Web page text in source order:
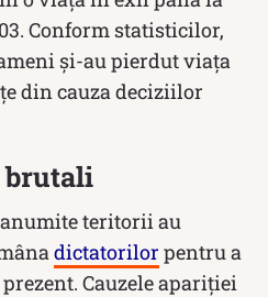
Conform statisticilor,
și-au pierdut viața
din cauza deciziilor
brutali
teritorii au
dictatorilor pentru a
Cauzele apariției